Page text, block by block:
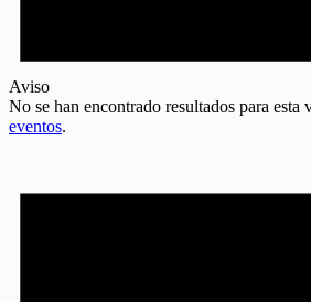
Aviso
No se han encontrado resultados para esta
eventos.